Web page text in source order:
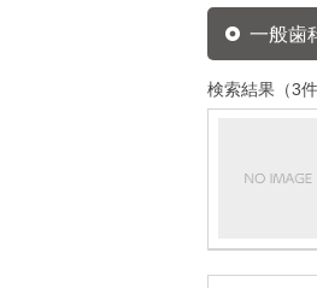
一般歯
検索結果（3